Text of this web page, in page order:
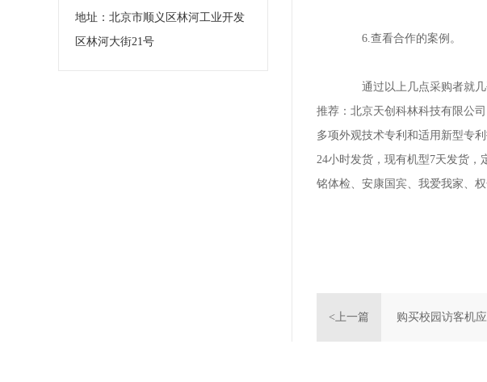
地址：北京市顺义区林河工业开发
区林河大街21号
6.查看合作的案例。
通过以上几点采购者就几乎能
推荐：北京天创科林科技有限公
多项外观技术专利和适用新型专
24小时发货，现有机型7天发货
铭体检、安康国宾、我爱我家、
<上一篇 购买校园访客机